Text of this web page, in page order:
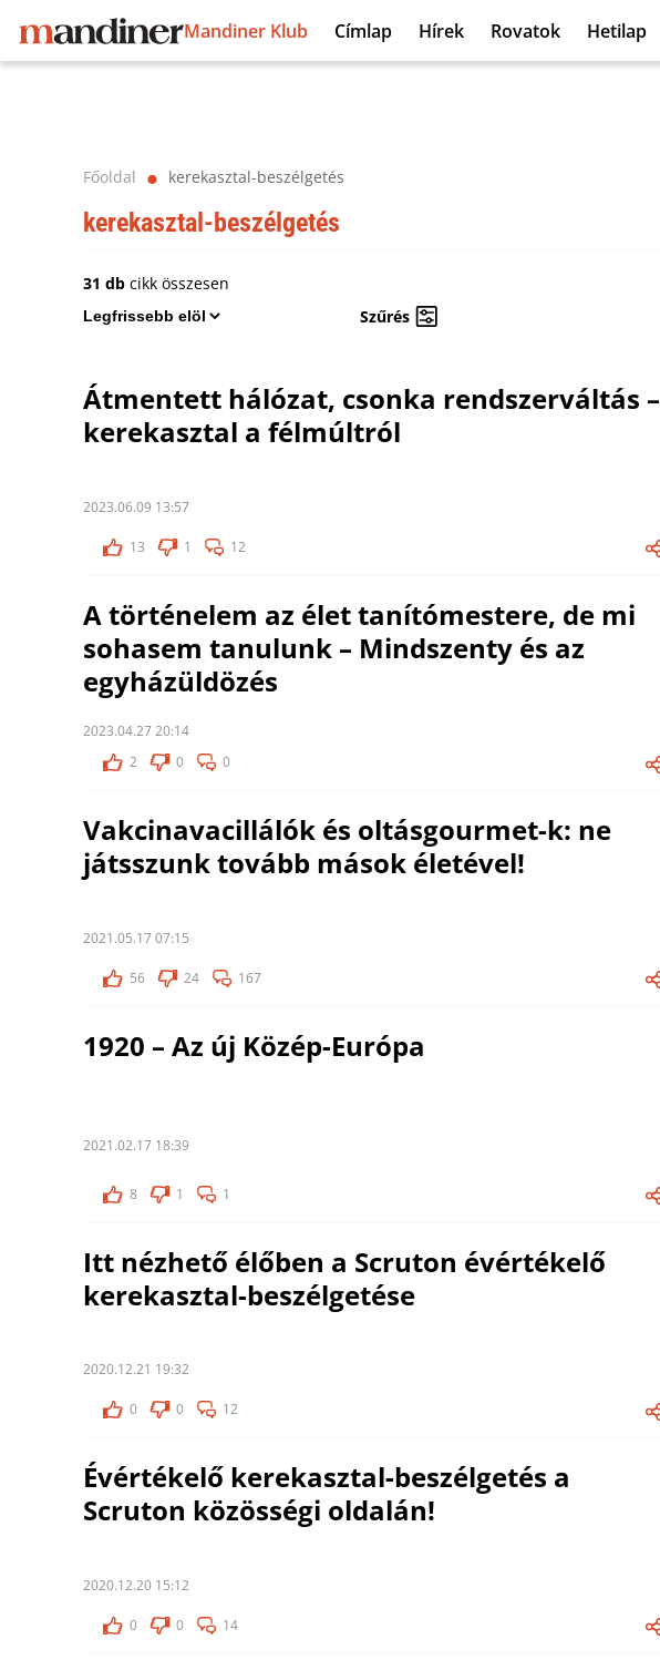
Mandiner Klub Címlap Hírek Rovatok Hetilap
Főoldal ⬤ kerekasztal-beszélgetés
kerekasztal-beszélgetés
31 db cikk összesen
Szűrés
Átmentett hálózat, csonka rendszerváltás –
kerekasztal a félmúltról
2023.06.09 13:57
13 1 12
A történelem az élet tanítómestere, de mi
sohasem tanulunk – Mindszenty és az
egyházüldözés
2023.04.27 20:14
2
0 0
Vakcinavacillálók és oltásgourmet-k: ne
játsszunk tovább mások életével!
2021.05.17 07:15
56 24 167
1920 – Az új Közép-Európa
2021.02.17 18:39
8 1 1
Itt nézhető élőben a Scruton évértékelő
kerekasztal-beszélgetése
2020.12.21 19:32
0 0 12
Évértékelő kerekasztal-beszélgetés a
Scruton közösségi oldalán!
2020.12.20 15:12
0 0 14